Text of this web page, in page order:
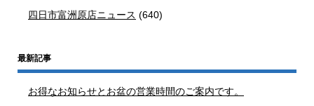
四日市富洲原店ニュース (640)
最新記事
お得なお知らせとお盆の営業時間のご案内です。